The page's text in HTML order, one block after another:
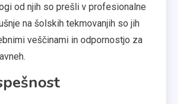
od njih so prešli v profesionalne
na šolskih tekmovanjih so jih
veščinami in odpornostjo za